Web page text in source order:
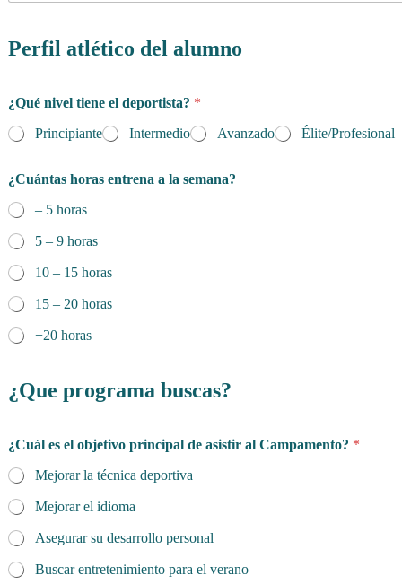
Perfil atlético del alumno
¿Qué nivel tiene el deportista? *
Principiante
Intermedio Avanzado Élite/Profesional
¿Cuántas horas entrena a la semana?
– 5 horas
5 – 9 horas
10 – 15 horas
15 – 20 horas
+20 horas
¿Que programa buscas?
¿Cuál es el objetivo principal de asistir al Campamento? *
Mejorar la técnica deportiva
Mejorar el idioma
Asegurar su desarrollo personal
Buscar entretenimiento para el verano